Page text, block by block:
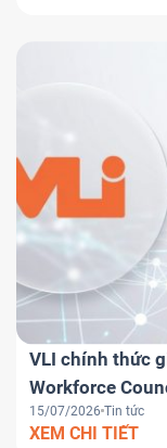
VLI chính thức
Workforce
15/07/2026 Tin tức
XEM CHI TIẾT